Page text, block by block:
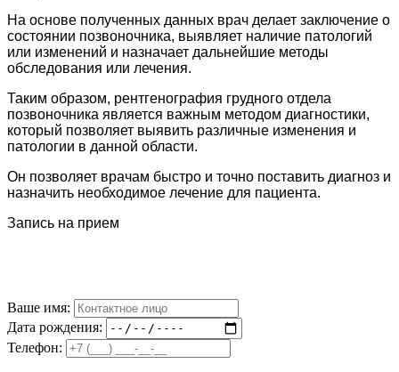
На основе полученных данных врач делает заключение о
состоянии позвоночника, выявляет наличие патологий
или изменений и назначает дальнейшие методы
обследования или лечения.
Таким образом, рентгенография грудного отдела
позвоночника является важным методом диагностики,
который позволяет выявить различные изменения и
патологии в данной области.
Он позволяет врачам быстро и точно поставить диагноз и
назначить необходимое лечение для пациента.
Запись на прием
Ваше имя:
Дата рождения:
Телефон: